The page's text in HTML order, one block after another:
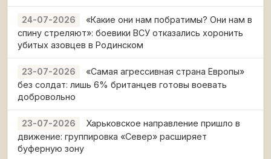
24-07-2026
«Какие они нам побратимы? Они нам в
спину стреляют»: боевики ВСУ отказались хоронить
убитых азовцев в Родинском
23-07-2026
«Самая агрессивная страна Европы»
без солдат: лишь 6% британцев готовы воевать
добровольно
23-07-2026
Харьковское направление пришло в
движение: группировка «Север» расширяет
буферную зону